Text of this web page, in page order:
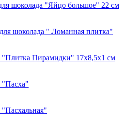
шоколада "Яйцо большое" 22 см
шоколада " Ломанная плитка"
"Плитка Пирамидки" 17х8,5х1 см
"Пасха"